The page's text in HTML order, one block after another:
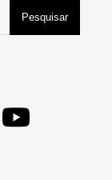
Pesquisar